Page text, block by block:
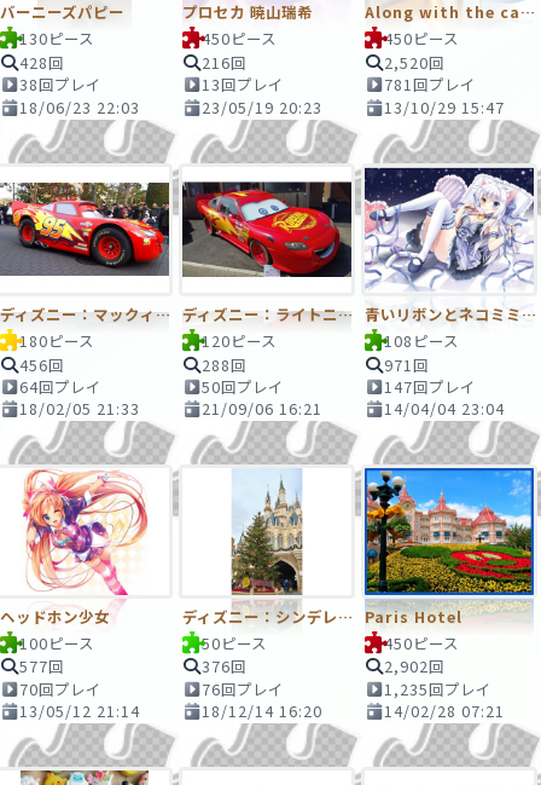
バーニーズパピー
130ピース
428回
38回プレイ
18/06/23 22:03
プロセカ 暁山瑞希
450ピース
216回
13回プレイ
23/05/19 20:23
Along with the café latte
450ピース
2,520回
781回プレイ
13/10/29 15:47
ディズニー：マックィーン
180ピース
456回
64回プレイ
18/02/05 21:33
ディズニー：ライトニング・マックイーンのカスタムカー
120ピース
288回
50回プレイ
21/09/06 16:21
青いリボンとネコミミ少女
108ピース
971回
147回プレイ
14/04/04 23:04
ヘッドホン少女
100ピース
577回
70回プレイ
13/05/12 21:14
ディズニー：シンデレラ城とクリスマスツリー
50ピース
376回
76回プレイ
18/12/14 16:20
Paris Hotel
450ピース
2,902回
1,235回プレイ
14/02/28 07:21